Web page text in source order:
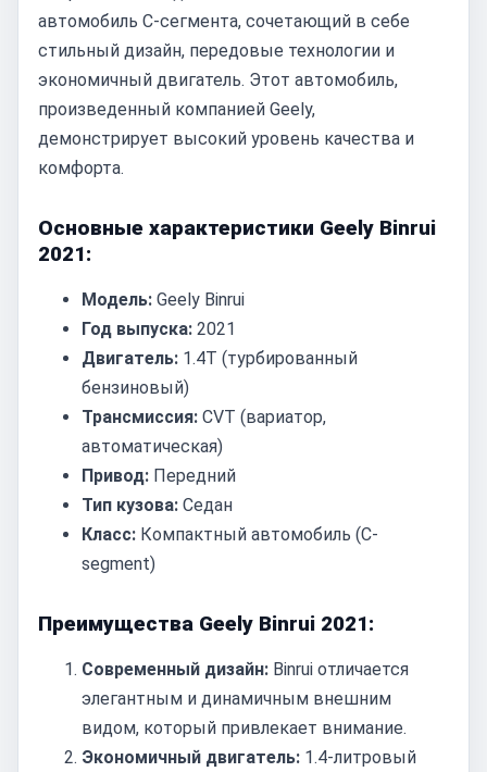
автомобиль C-сегмента, сочетающий в себе
стильный дизайн, передовые технологии и
экономичный двигатель. Этот автомобиль,
произведенный компанией Geely,
демонстрирует высокий уровень качества и
комфорта.
Основные характеристики Geely Binrui
2021:
Модель: Geely Binrui
Год выпуска: 2021
Двигатель: 1.4T (турбированный
бензиновый)
Трансмиссия: CVT (вариатор,
автоматическая)
Привод: Передний
Тип кузова: Седан
Класс: Компактный автомобиль (C-
segment)
Преимущества Geely Binrui 2021:
Современный дизайн: Binrui отличается
элегантным и динамичным внешним
видом, который привлекает внимание.
Экономичный двигатель: 1.4-литровый